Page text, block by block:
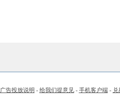
广告投放说明 - 给我们提意见- 手机客户端-